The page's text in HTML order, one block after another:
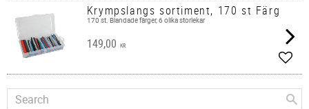
Krympslangs sortiment, 170 st Färg
170 st. Blandade färger, 6 olika storlekar
149,00 KR
Add